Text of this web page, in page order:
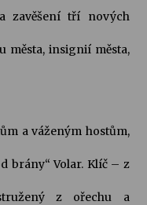
zavěšení tří nových
města, insignií města,
a váženým hostům,
brány“ Volar. Klíč – z
z ořechu a